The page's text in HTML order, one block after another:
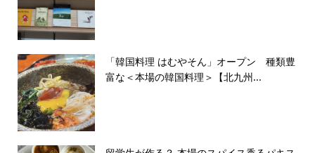
「韓国料理 はむやそん」オープン 種類豊
富な＜本場の韓国料理＞【北九州...